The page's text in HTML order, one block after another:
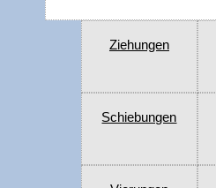
Ziehungen
Schiebungen